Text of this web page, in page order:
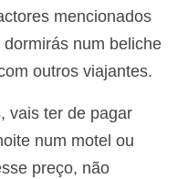
mencionados
num beliche
outros viajantes.
vais ter de pagar
num motel ou
preço, não